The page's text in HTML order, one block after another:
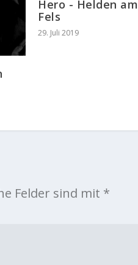
Hero - Helden am
Fels
29. Juli 2019
Felder sind mit *